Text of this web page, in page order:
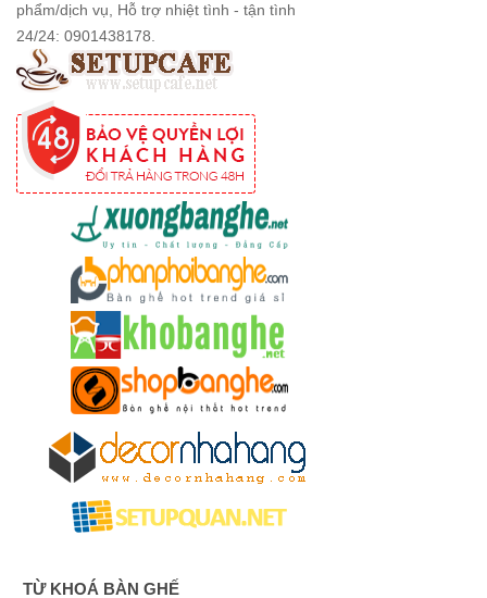
phẩm/dịch vụ, Hỗ trợ nhiệt tình - tận tình
24/24: 0901438178.
TỪ KHOÁ BÀN GHẾ